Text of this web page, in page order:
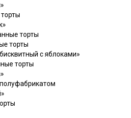
торты
торты
с яблоками»
торты